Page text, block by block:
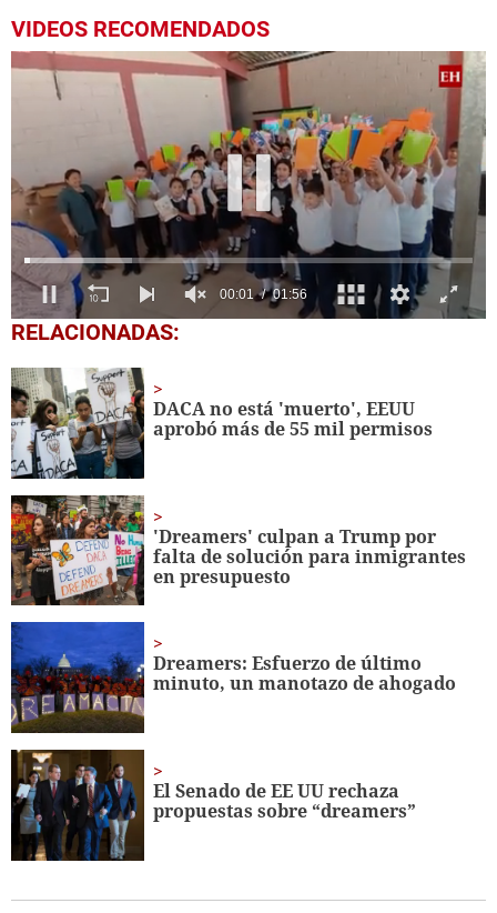
VIDEOS RECOMENDADOS
0
seconds
1
minute,
56
seconds
RELACIONADAS:
DACA no está 'muerto', EEUU
aprobó más de 55 mil permisos
'Dreamers' culpan a Trump por
falta de solución para inmigrantes
en presupuesto
Dreamers: Esfuerzo de último
minuto, un manotazo de ahogado
El Senado de EE UU rechaza
propuestas sobre “dreamers”